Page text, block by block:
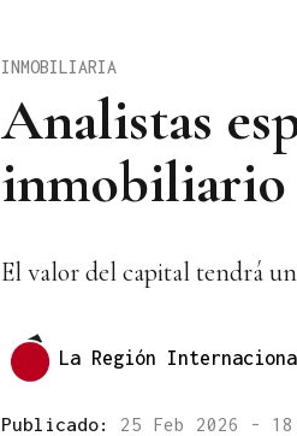
Analistas
inmobiliario
INMOBILIARIA
El valor del capital tendrá
La Región
Publicado: 25 Feb 2026 -